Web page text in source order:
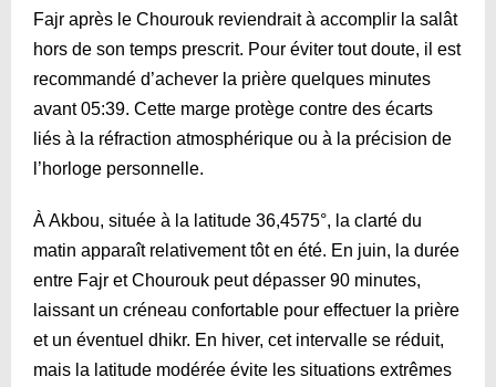
Fajr après le Chourouk reviendrait à accomplir la salât
hors de son temps prescrit. Pour éviter tout doute, il est
recommandé d’achever la prière quelques minutes
avant05:39. Cette marge protège contre des écarts
liés à la réfraction atmosphérique ou à la précision de
l’horloge personnelle.
À Akbou, située à la latitude 36,4575°, la clarté du
matin apparaît relativement tôt en été. En juin, la durée
entre Fajr et Chourouk peut dépasser 90 minutes,
laissant un créneau confortable pour effectuer la prière
et un éventuel dhikr. En hiver, cet intervalle se réduit,
mais la latitude modérée évite les situations extrêmes